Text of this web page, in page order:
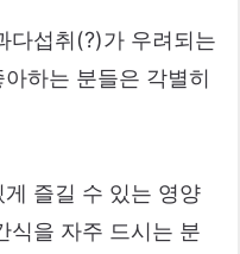
다섭취(?)가 우려되는
하는 분들은 각별히
즐길 수 있는 영양
식을 자주 드시는 분